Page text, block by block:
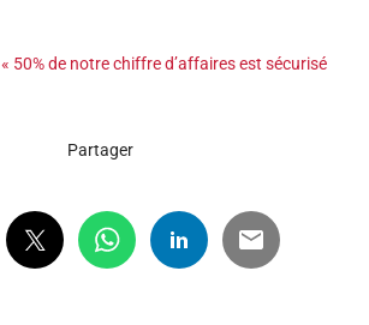
« 50% de notre chiffre d’affaires est sécurisé
Partager